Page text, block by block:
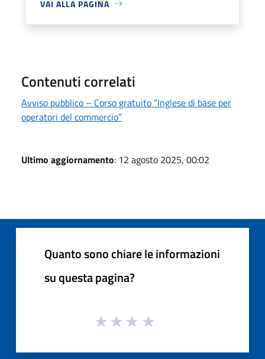
VAI ALLA PAGINA
Contenuti correlati
Avviso pubblico – Corso gratuito “Inglese di base per
operatori del commercio”
Ultimo aggiornamento: 12 agosto 2025, 00:02
Quanto sono chiare le informazioni
su questa pagina?